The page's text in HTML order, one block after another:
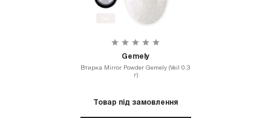
Gemely
Втирка Mirror Powder Gemely (Veil 0,3
г)
Товар під замовлення